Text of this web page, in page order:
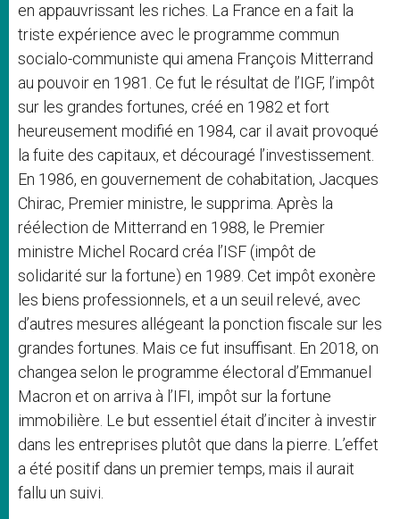
en appauvrissant les riches. La France en a fait la
triste expérience avec le programme commun
socialo-communiste qui amena François Mitterrand
au pouvoir en 1981. Ce fut le résultat de l’IGF, l’impôt
sur les grandes fortunes, créé en 1982 et fort
heureusement modifié en 1984, car il avait provoqué
la fuite des capitaux, et découragé l’investissement.
En 1986, en gouvernement de cohabitation, Jacques
Chirac, Premier ministre, le supprima. Après la
réélection de Mitterrand en 1988, le Premier
ministre Michel Rocard créa l’ISF (impôt de
solidarité sur la fortune) en 1989. Cet impôt exonère
les biens professionnels, et a un seuil relevé, avec
d’autres mesures allégeant la ponction fiscale sur les
grandes fortunes. Mais ce fut insuffisant. En 2018, on
changea selon le programme électoral d’Emmanuel
Macron et on arriva à l’IFI, impôt sur la fortune
immobilière. Le but essentiel était d’inciter à investir
dans les entreprises plutôt que dans la pierre. L’effet
a été positif dans un premier temps, mais il aurait
fallu un suivi.